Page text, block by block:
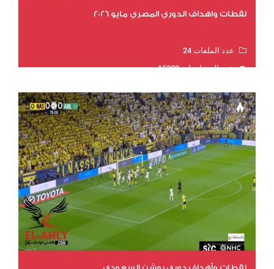
لقطات واهداف الدوري المصري مايو 2026
عدد الملفات 24
عدد المشاهدات 15302